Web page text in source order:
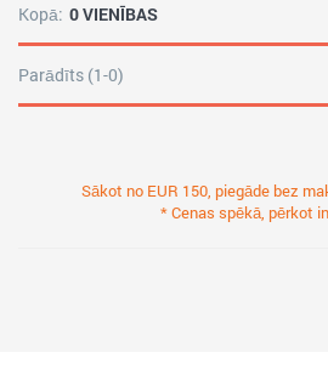
Kopā: 0 VIENĪBAS
Parādīts (1-0)
Sākot no EUR 150, piegāde bez
* Cenas spēkā, pērkot